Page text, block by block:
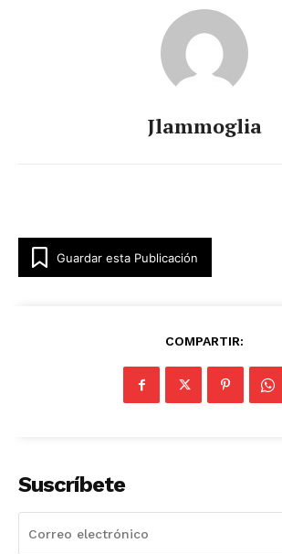
Jlammoglia
Guardar esta Publicación
COMPARTIR:
Suscríbete